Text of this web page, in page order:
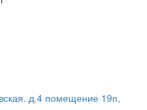
д.4 помещение 19п,